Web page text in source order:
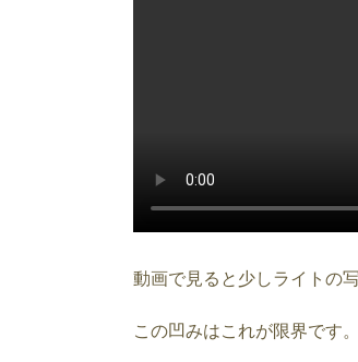
動画で見ると少しライトの
この凹みはこれが限界です。